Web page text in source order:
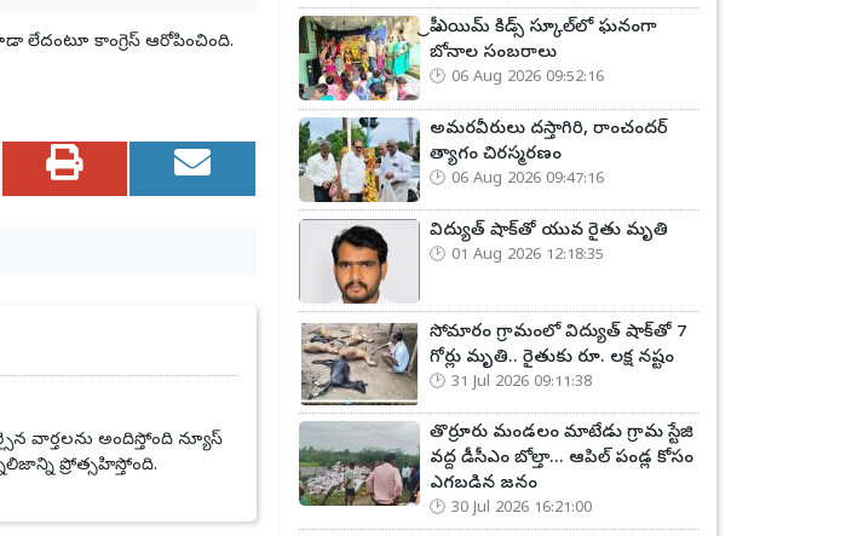
లేదంటూ కాంగ్రెస్ ఆరోపించింది.
వార్తలను అందిస్తోంది న్యూస్
ప్రోత్సహిస్తోంది.
ప్రీ ఎయిమ్ కిడ్స్ స్కూల్‌లో ఘనంగా
బోనాల సంబరాలు
06 Aug 2026 09:52:16
అమరవీరులు దస్తాగిరి, రాంచందర్
త్యాగం చిరస్మరణం
06 Aug 2026 09:47:16
విద్యుత్ షాక్‌తో యువ రైతు మృతి
01 Aug 2026 12:18:35
సోమారం గ్రామంలో విద్యుత్ షాక్‌తో 7
గోర్లు మృతి.. రైతుకు రూ. లక్ష నష్టం
31 Jul 2026 09:11:38
తొర్రూరు మండలం మాటేడు గ్రామ స్టేజి
వద్ద డీసీఎం బోల్తా... ఆపిల్ పండ్ల కోసం
ఎగబడిన జనం
30 Jul 2026 16:21:00